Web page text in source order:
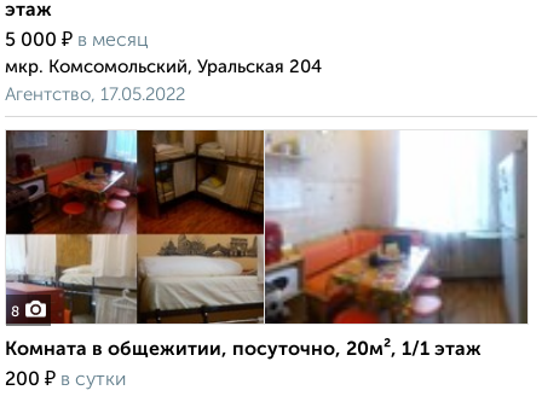
этаж
5 000 ₽ в месяц
мкр. Комсомольский, Уральская 204
Агентство, 17.05.2022
8
Комната в общежитии, посуточно, 20м², 1/1 этаж
200 ₽ в сутки